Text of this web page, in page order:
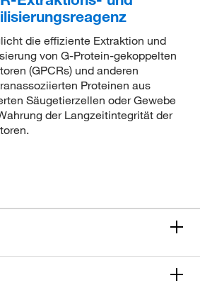
die effiziente Extraktion und
von G-Protein-gekoppelten
(GPCRs) und anderen
Proteinen aus
Säugetierzellen oder Gewebe
der Langzeitintegrität der